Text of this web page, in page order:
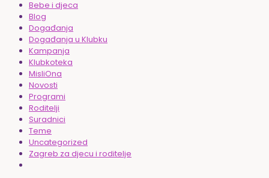
Bebe i djeca
Blog
Događanja
Događanja u Klubku
Kampanja
Klubkoteka
MisliOna
Novosti
Programi
Roditelji
Suradnici
Teme
Uncategorized
Zagreb za djecu i roditelje